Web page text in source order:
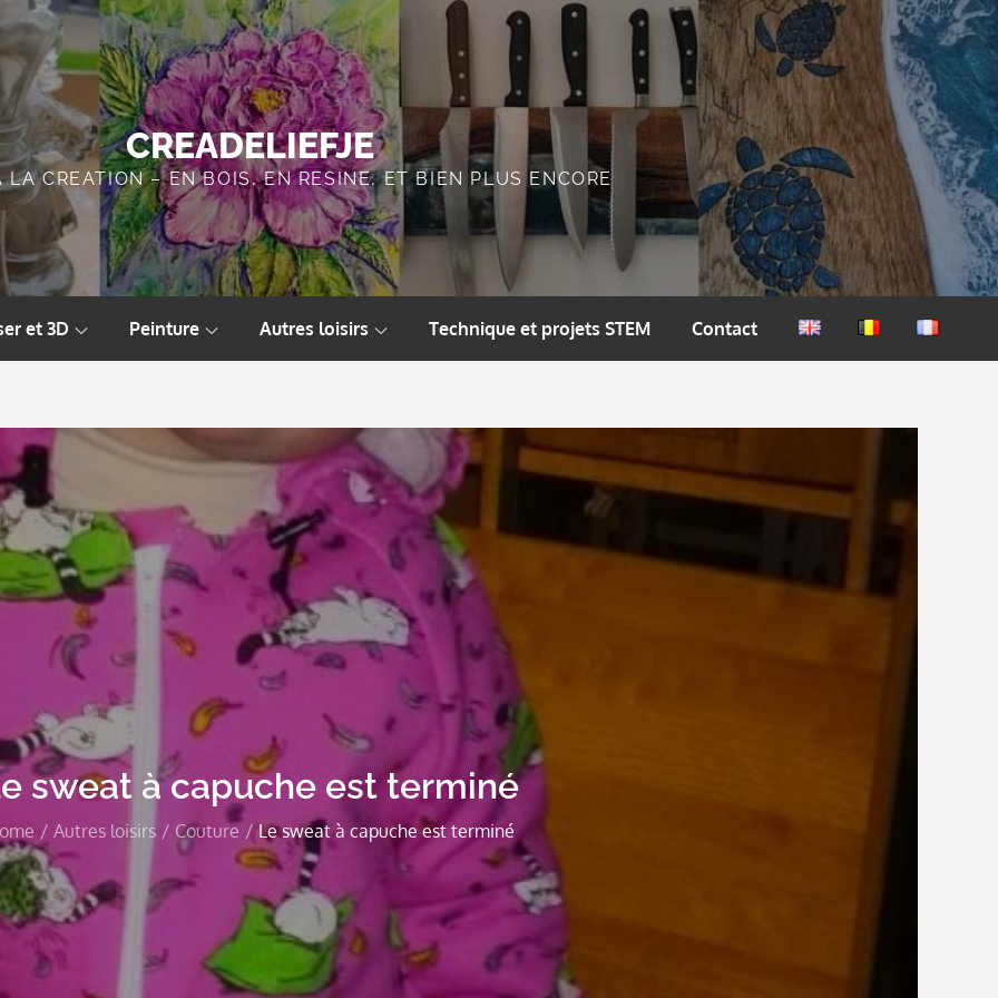
CREADELIEFJE
LA CREATION – EN BOIS, EN RESINE, ET BIEN PLUS ENCORE
et 3D Peinture Autres loisirs Technique et projets STEM Contact
EnglishNederlandsFrançais
sweat à capuche est terminé
Autres loisirs Couture Le sweat à capuche est terminé